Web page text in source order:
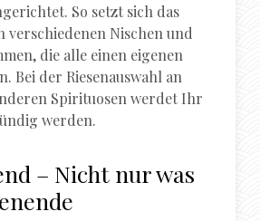
So setzt sich das
verschiedenen Nischen und
die alle einen eigenen
Bei der Riesenauswahl an
Spirituosen werdet Ihr
werden.
– Nicht nur was